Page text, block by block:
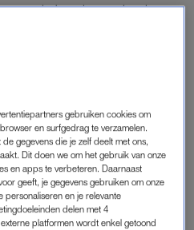
zoon sinds vorige week ook
een paar dagen geleden. Ze
ze net wat voer kregen.
tropisch en duur.
me niet – alleen zijn halve rug
hij een weekendtas
ook totaal geen grappig
Ik ben een paar minuten te
staar wat voor me uit in mijn
gebruiken cookies om
en surfgedrag te verzamelen.
gegevens die je zelf deelt met ons,
Dit doen we om het gebruik van onze
en apps te verbeteren. Daarnaast
geeft, je gegevens gebruiken om onze
personaliseren en je relevante
delen met 4
platformen wordt enkel getoond